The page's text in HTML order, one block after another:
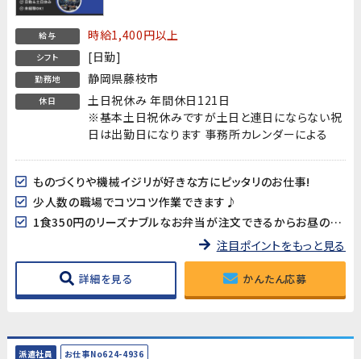
給与 時給1,400円以上
シフト [日勤]
勤務地 静岡県藤枝市
休日
土日祝休み 年間休日121日
※基本土日祝休みですが土日と連日にならない祝
日は出勤日になります 事務所カレンダーによる
ものづくりや機械イジリが好きな方にピッタリのお仕事!
少人数の職場でコツコツ作業できます♪
1食350円のリーズナブルなお弁当が注文できるからお昼の心配なし♪
注目ポイントをもっと見る
詳細を見る かんたん応募
派遣社員 お仕事No624-4936